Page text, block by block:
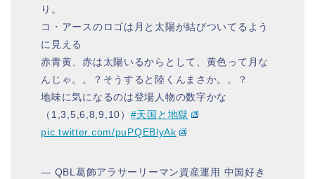
り。
コ・アースのロゴは月と太陽が結びついてるよう
に見える
赤青黄、赤は太陽いるからとして、黄色って月な
んじゃ。。？そうすると陸くんまさか。。？
地味に気になるのは登場人物の数字かな
（1,3,5,6,8,9,10） #天国と地獄
pic.twitter.com/puPQEBlyAk
— QBL葛飾アラサーリーマン資産運用 中国好き